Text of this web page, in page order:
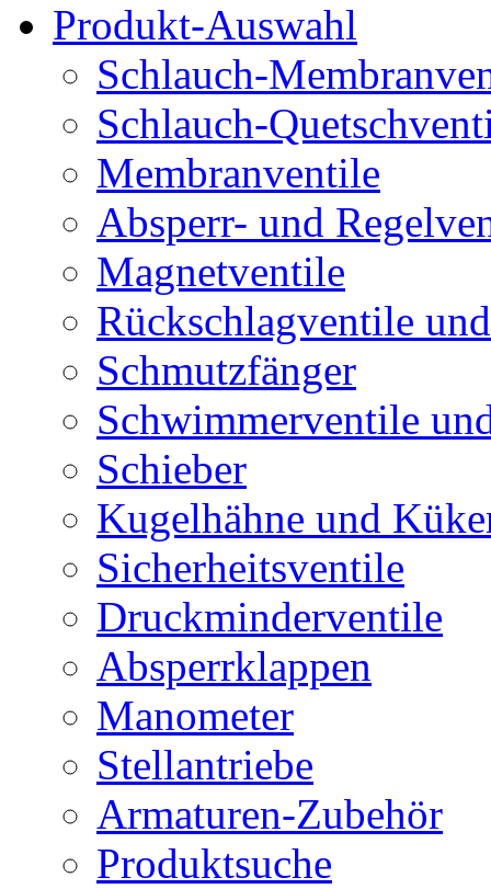
Produkt-Auswahl
Schlauch-
Schlauch-
Membranventile
Absperr- und
Magnetventile
Rückschlagventile
Schmutzfänger
Schwimmerventile
Schieber
Kugelhähne und
Sicherheitsventile
Druckminderventile
Absperrklappen
Manometer
Stellantriebe
Armaturen-Zubehör
Produktsuche